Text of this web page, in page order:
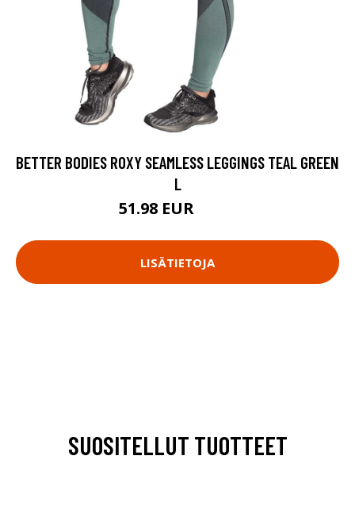
BETTER BODIES ROXY SEAMLESS LEGGINGS TEAL GREEN
L
51.98 EUR
LISÄTIETOJA
SUOSITELLUT TUOTTEET